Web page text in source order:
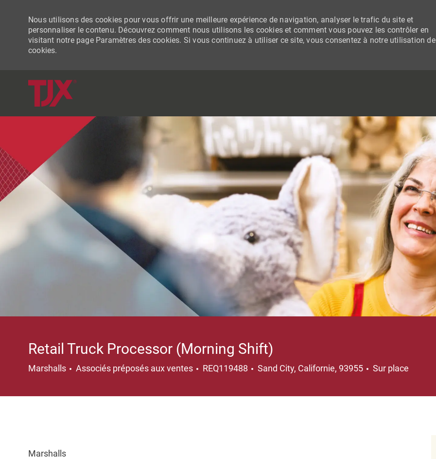
Nous utilisons des cookies pour vous offrir une meilleure expérience de navigation, analyser le trafic du site et
personnaliser le contenu. Découvrez comment nous utilisons les cookies et comment vous pouvez les contrôler en
visitant notre page Paramètres des cookies. Si vous continuez à utiliser ce site, vous consentez à notre utilisation de
cookies.
Retail Truck Processor (Morning Shift)
Marshalls Catégorie
Associés préposés aux ventes REQ119488 Emplacement
Sand City, Californie, 93955 Sur place
Marshalls